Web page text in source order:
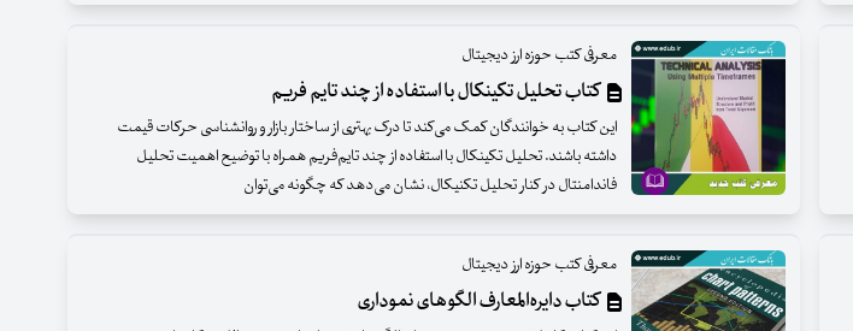
معرفی کتب حوزه ارز دیجیتال
کتاب تحلیل تکینکال با استفاده از چند تایم ‌فریم
این کتاب به خوانندگان کمک می‌کند تا درک بهتری از ساختار بازار و روانشناسی حرکات قیمت
داشته باشند. تحلیل تکینکال با استفاده از چند تایم‌فریم همراه با توضیح اهمیت تحلیل
فاندامنتال در کنار تحلیل تکنیکال، نشان می‌دهد که چگونه می‌توان
معرفی کتب حوزه ارز دیجیتال
کتاب دایره‌المعارف الگوهای نموداری